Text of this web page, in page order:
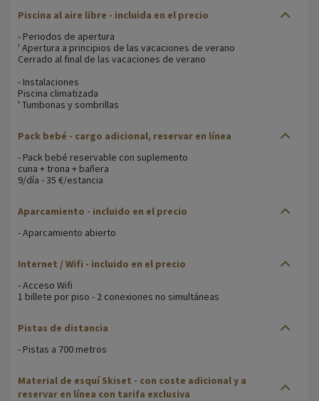
Piscina al aire libre - incluida en el precio
- Periodos de apertura
' Apertura a principios de las vacaciones de verano
Cerrado al final de las vacaciones de verano
- Instalaciones
Piscina climatizada
' Tumbonas y sombrillas
Pack bebé - cargo adicional, reservar en línea
- Pack bebé reservable con suplemento
cuna + trona + bañera
9/día - 35 €/estancia
Aparcamiento - incluido en el precio
- Aparcamiento abierto
Internet / Wifi - incluido en el precio
- Acceso Wifi
1 billete por piso - 2 conexiones no simultáneas
Pistas de distancia
- Pistas a 700 metros
Material de esquí Skiset - con coste adicional y a
reservar en línea con tarifa exclusiva